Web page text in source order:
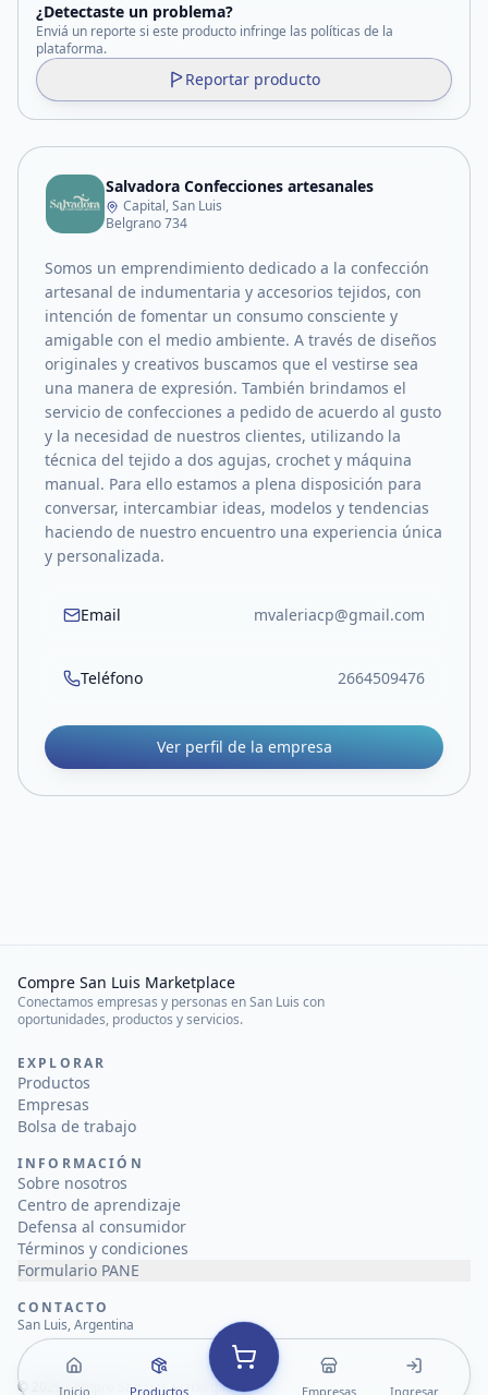
¿Detectaste un problema?
Enviá un reporte si este producto infringe las políticas de la
plataforma.
Reportar producto
Salvadora Confecciones artesanales
Capital, San Luis
Belgrano 734
Somos un emprendimiento dedicado a la confección
artesanal de indumentaria y accesorios tejidos, con
intención de fomentar un consumo consciente y
amigable con el medio ambiente. A través de diseños
originales y creativos buscamos que el vestirse sea
una manera de expresión. También brindamos el
servicio de confecciones a pedido de acuerdo al gusto
y la necesidad de nuestros clientes, utilizando la
técnica del tejido a dos agujas, crochet y máquina
manual. Para ello estamos a plena disposición para
conversar, intercambiar ideas, modelos y tendencias
haciendo de nuestro encuentro una experiencia única
y personalizada.
Email mvaleriacp@gmail.com
Teléfono 2664509476
Ver perfil de la empresa
Inicio Productos Empresas Ingresar
Compre San Luis Marketplace
Conectamos empresas y personas en San Luis con
oportunidades, productos y servicios.
EXPLORAR
Productos
Empresas
Bolsa de trabajo
INFORMACIÓN
Sobre nosotros
Centro de aprendizaje
Defensa al consumidor
Términos y condiciones
Formulario PANE
CONTACTO
San Luis, Argentina
© 2026Compre San Luis Marketplace